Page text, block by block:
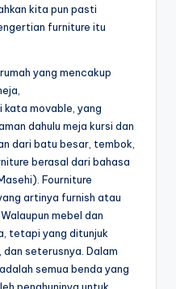
kita pun pasti
furniture itu
yang mencakup
kata movable, yang
dahulu meja kursi dan
dari batu besar, tembok,
berasal dari bahasa
Fourniture
artinya furnish atau
mebel dan
tetapi yang ditunjuk
dan seterusnya. Dalam
semua benda yang